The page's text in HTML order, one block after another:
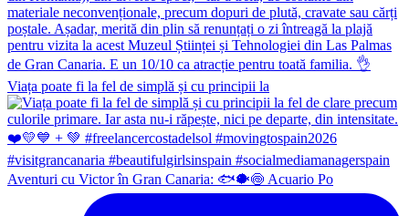
Viața poate fi la fel de simplă și cu principii la
Aventuri cu Victor în Gran Canaria: 🐟🐡🍥 Acuario Po